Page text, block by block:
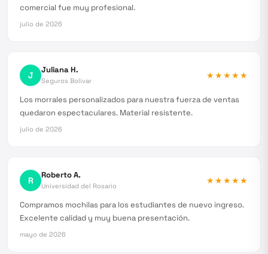
comercial fue muy profesional.
julio de 2026
J Juliana H.
Seguros Bolívar
★★★★★
Los morrales personalizados para nuestra fuerza de ventas
quedaron espectaculares. Material resistente.
julio de 2026
R Roberto A.
Universidad del Rosario
★★★★★
Compramos mochilas para los estudiantes de nuevo ingreso.
Excelente calidad y muy buena presentación.
mayo de 2026